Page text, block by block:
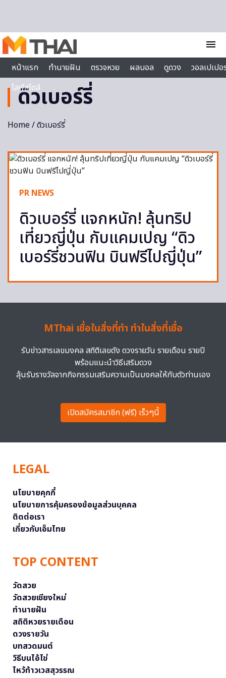
menu
หน้าแรก
ทำนายฝัน ตรวจหวย ผลบอล ดูดวง
วอลเปเป
ไลฟ์สไตล์
ดิวเบอร์รี่
Home/ ดิวเบอร์รี่
PR NEWS
ดิวเบอร์รี่ แจกหนัก! ลุ้นทริป
เที่ยวญี่ปุ่น กับแคมเปญ “ดิว
เบอร์รี่ชวนฟิน บินฟรีไปญี่ปุ่น”
MThai เชื่อในสิ่งที่ทำ ทำในสิ่งที่เชื่อ
รับข่าวสารเลขมงคล สถิติเลขดัง ดวงรายวัน รายเดือน รายปี
พร้อมแนะนำวิธีเสริมดวง
ลุ้นรับรางวัลจากกิจกรรมเสริมความเป็นมงคลให้กับตัวท่านเอง
เปิดสมัครสมาชิก (ฟรี) เร็วๆนี้
LEGAL
นโยบายคุกกี้
นโยบายการคุ้มครองข้อมูลส่วนบุคคล
ติดต่อเรา
เกี่ยวกับเอ็มไทย
TOP CONTENT
วัดสวย
วัดสวยเชียงใหม่
ทำนายฝัน
สถิติหวยรายเดือน
ดวงรายวัน
บทสวดมนต์
วิธีบนไอ้ไข่
ไหว้ท้าวเวสสุวรรณ